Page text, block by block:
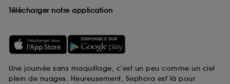
Télécharger notre application
Une journée sans maquillage, c’est un peu comme un ciel
plein de nuages. Heureusement, Sephora est là pour